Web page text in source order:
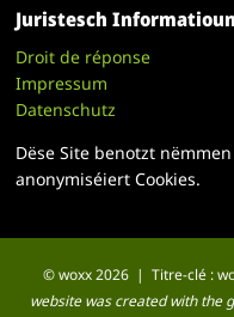
Juristesch
Droit de réponse
Impressum
Datenschutz
Dëse Site benotzt
anonymiséiert Cookies.
© woxx 2026 | Titre-clé :
website was created with the